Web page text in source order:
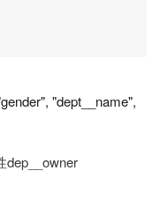
"dept__name",
dep__owner